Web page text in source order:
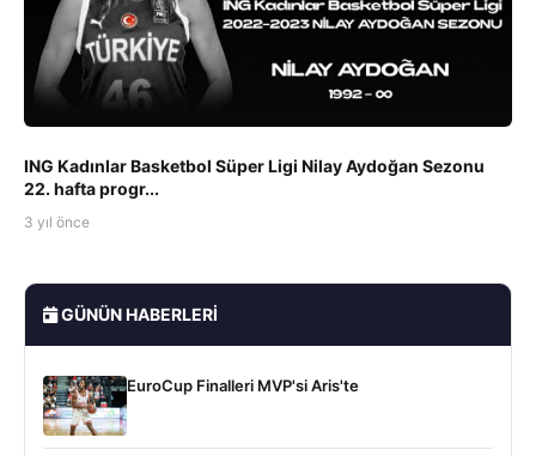
ING Kadınlar Basketbol Süper Ligi Nilay Aydoğan Sezonu
22. hafta progr...
3 yıl önce
GÜNÜN HABERLERI
EuroCup Finalleri MVP'si Aris'te